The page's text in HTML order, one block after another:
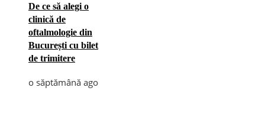
De ce să alegi o
clinică de
oftalmologie din
București cu bilet
de trimitere
o săptămână ago